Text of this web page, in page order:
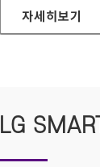
휴먼테크논문
자세히보기
LG